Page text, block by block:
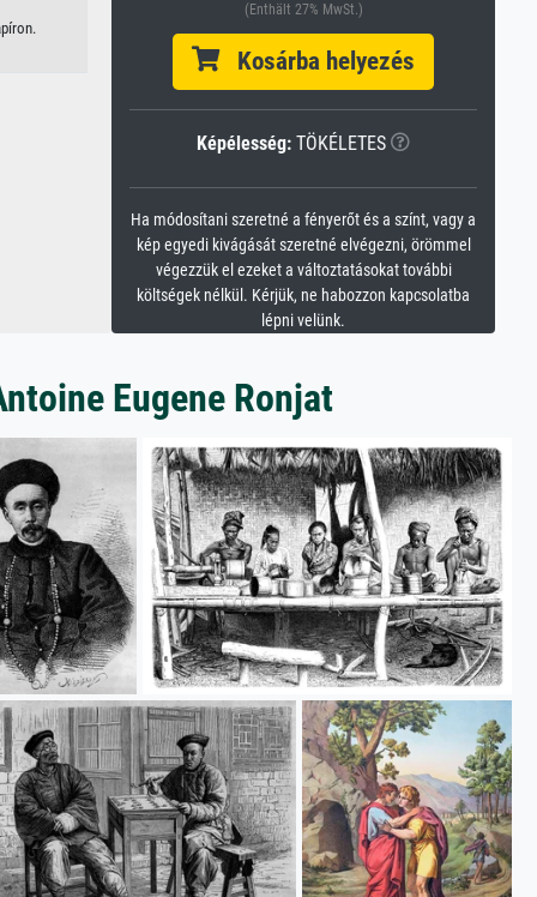
(Enthält 27% MwSt.)
Kosárba helyezés
Képélesség: TÖKÉLETES
Ha módosítani szeretné a fényerőt és a színt, vagy a
kép egyedi kivágását szeretné elvégezni, örömmel
végezzük el ezeket a változtatásokat további
költségek nélkül. Kérjük, ne habozzon kapcsolatba
lépni velünk.
Eugene Ronjat